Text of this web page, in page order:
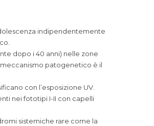
indipendentemente
dopo i 40 anni) nelle zone
meccanismo patogenetico è il
con l’esposizione UV.
nei fototipi I-II con capelli
sistemiche rare come la